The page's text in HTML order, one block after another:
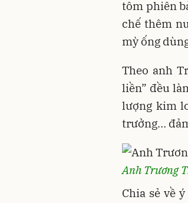
tôm phiên
chế thêm
mỳ ống
Theo anh
liền” đều
lượng kim
trưởng…
Anh Trương
Chia sẻ về